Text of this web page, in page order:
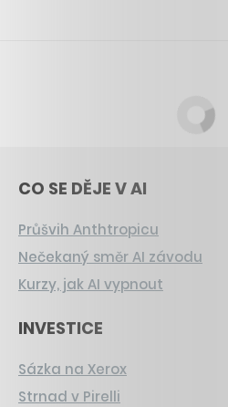
CO SE DĚJE V AI
Průšvih Anthtropicu
Nečekaný směr AI závodu
Kurzy, jak AI vypnout
INVESTICE
Sázka na Xerox
Strnad v Pirelli